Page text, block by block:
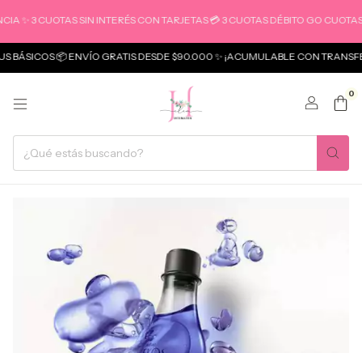
✨ 3 CUOTAS SIN INTERÉS CON TARJETAS 💳 3 CUOTAS DÉBITO GO CUOTAS
📦 ENVÍO GRATIS DESDE $90.000 ✨ ¡ACUMULABLE CON
0